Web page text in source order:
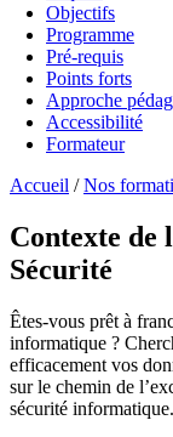
Objectifs
Programme
Pré-requis
Points forts
Approche
Accessibilité
Formateur
Accueil /Nos
Contexte de
Sécurité
Êtes-vous prêt à
informatique ?
efficacement vos
sur le chemin de
sécurité informatique.